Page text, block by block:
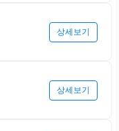
상세보기
상세보기